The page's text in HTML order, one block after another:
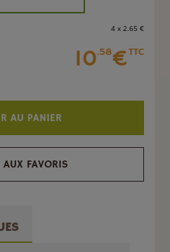
4 x 2.65 €
10.58€TTC
AU PANIER
AUX FAVORIS